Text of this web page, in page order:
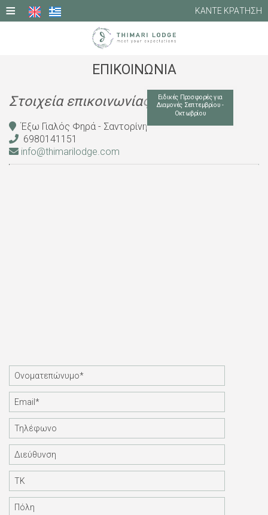
≡ ΚΑΝΤΕ ΚΡΑΤΗΣΗ
ΑΡΧΙΚΗ
ΦΩΤΟΓΡΑΦΙΕΣ
ΤΟΠΟΘΕΣΙΑ
ΕΠΙΚΟΙΝΩΝΙΑ
Στοιχεία επικοινωνίας
Έξω Γιαλός Φηρά - Σαντορίνη
6980141151
info@thimarilodge.com
Ειδικές Προσφορές για
Διαμονές Σεπτεμβρίου -
Οκτωβρίου